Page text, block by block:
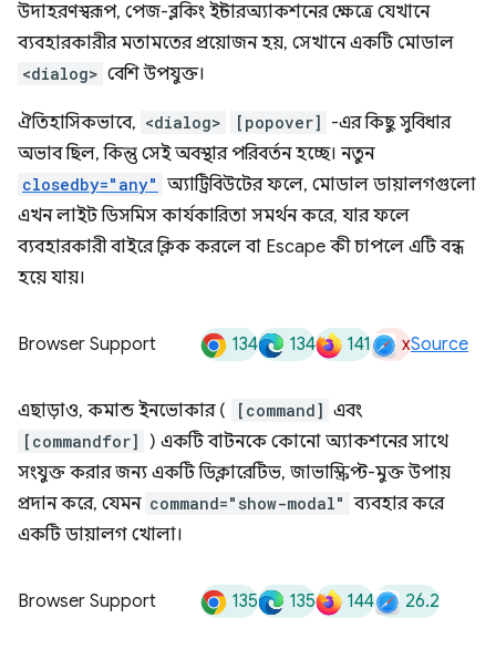
উদাহরণস্বরূপ, পেজ-ব্লকিং ইন্টারঅ্যাকশনের ক্ষেত্রে যেখানে
ব্যবহারকারীর মতামতের প্রয়োজন হয়, সেখানে একটি মোডাল
<dialog> বেশি উপযুক্ত।
ঐতিহাসিকভাবে, <dialog> [popover] -এর কিছু সুবিধার
অভাব ছিল, কিন্তু সেই অবস্থার পরিবর্তন হচ্ছে। নতুন
closedby="any" অ্যাট্রিবিউটের ফলে, মোডাল ডায়ালগগুলো
এখন লাইট ডিসমিস কার্যকারিতা সমর্থন করে, যার ফলে
ব্যবহারকারী বাইরে ক্লিক করলে বা Escape কী চাপলে এটি বন্ধ
হয়ে যায়।
Browser Support 134 134 141 xSource
এছাড়াও, কমান্ড ইনভোকার ( [command] এবং
[commandfor]
) একটি বাটনকে কোনো অ্যাকশনের সাথে
সংযুক্ত করার জন্য একটি ডিক্লারেটিভ, জাভাস্ক্রিপ্ট-মুক্ত উপায়
প্রদান করে, যেমন command="show-modal" ব্যবহার করে
একটি ডায়ালগ খোলা।
Browser Support 135 135 144 26.2